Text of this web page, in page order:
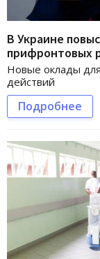
В Украине
прифронтовых
Новые оклады
действий
Подробнее